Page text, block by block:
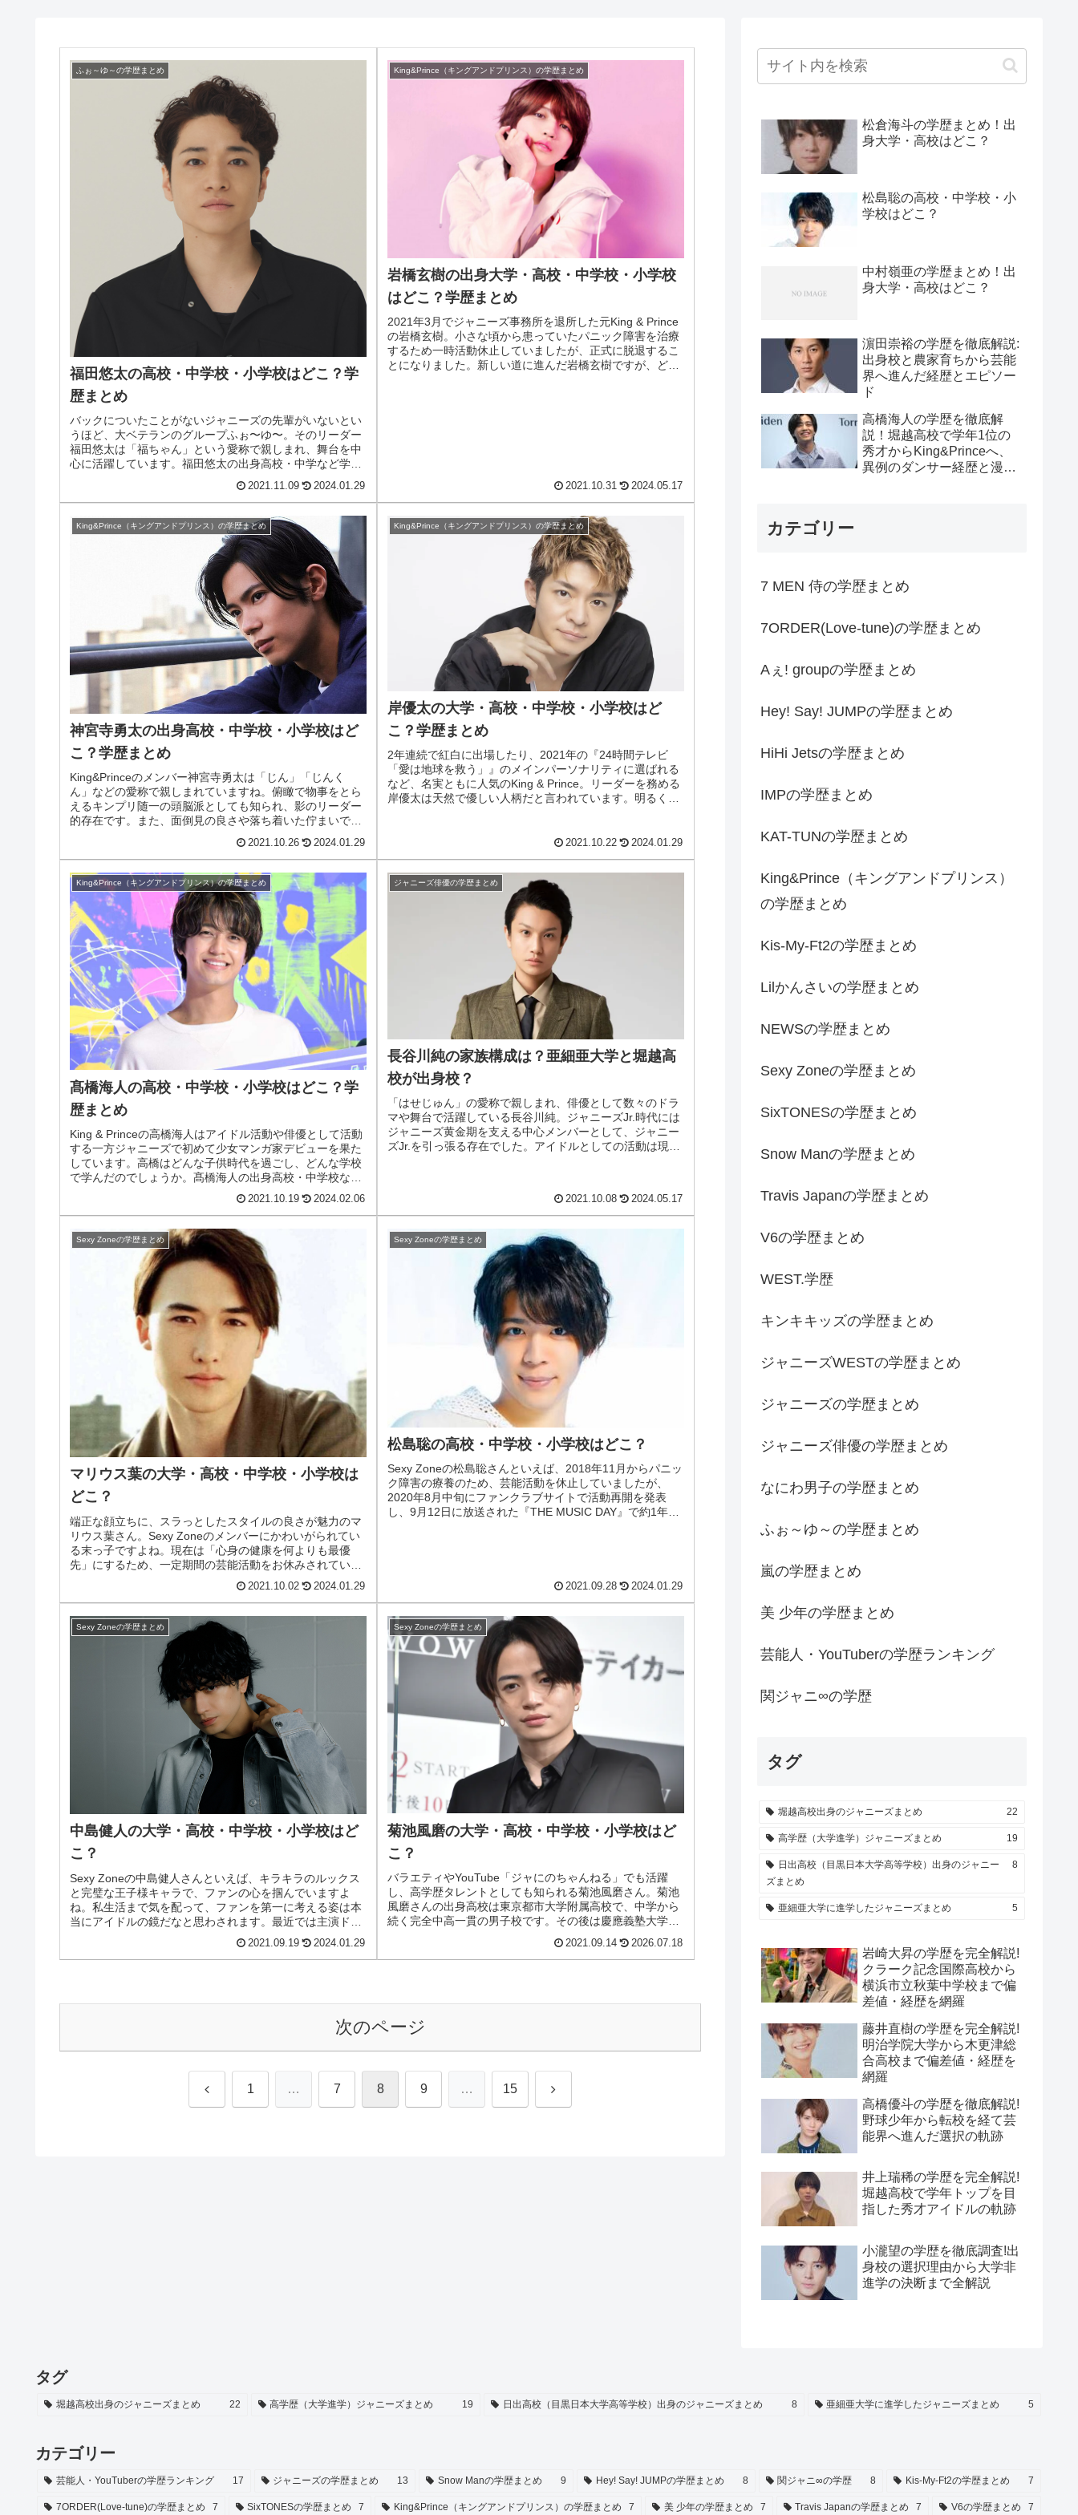
ふぉ～ゆ～の学歴まとめ
福田悠太の高校・中学校・小学校はどこ？学
歴まとめ
バックについたことがないジャニーズの先輩がいないとい
うほど、大ベテランのグループふぉ〜ゆ〜。そのリーダー
福田悠太は「福ちゃん」という愛称で親しまれ、舞台を中
心に活躍しています。福田悠太の出身高校・中学など学歴
2021.11.09 2024.01.29
King&Prince（キングアンドプリンス）の学歴まとめ
岩橋玄樹の出身大学・高校・中学校・小学校
はどこ？学歴まとめ
2021年3月でジャニーズ事務所を退所した元King & Prince
の岩橋玄樹。小さな頃から患っていたパニック障害を治療
するため一時活動休止していましたが、正式に脱退するこ
とになりました。新しい道に進んだ岩橋玄樹ですが、どん
2021.10.31 2024.05.17
King&Prince（キングアンドプリンス）の学歴まとめ
神宮寺勇太の出身高校・中学校・小学校はど
こ？学歴まとめ
King&Princeのメンバー神宮寺勇太は「じん」「じんく
ん」などの愛称で親しまれていますね。俯瞰で物事をとら
えるキンプリ随一の頭脳派としても知られ、影のリーダー
的存在です。また、面倒見の良さや落ち着いた佇まいでフ
2021.10.26 2024.01.29
King&Prince（キングアンドプリンス）の学歴まとめ
岸優太の大学・高校・中学校・小学校はど
こ？学歴まとめ
2年連続で紅白に出場したり、2021年の『24時間テレビ
「愛は地球を救う」』のメインパーソナリティに選ばれる
など、名実ともに人気のKing & Prince。リーダーを務める
岸優太は天然で優しい人柄だと言われています。明るくグ
2021.10.22 2024.01.29
King&Prince（キングアンドプリンス）の学歴まとめ
髙橋海人の高校・中学校・小学校はどこ？学
歴まとめ
King & Princeの高橋海人はアイドル活動や俳優として活動
する一方ジャニーズで初めて少女マンガ家デビューを果た
しています。高橋はどんな子供時代を過ごし、どんな学校
で学んだのでしょうか。髙橋海人の出身高校・中学校など
2021.10.19 2024.02.06
ジャニーズ俳優の学歴まとめ
長谷川純の家族構成は？亜細亜大学と堀越高
校が出身校？
「はせじゅん」の愛称で親しまれ、俳優として数々のドラ
マや舞台で活躍している長谷川純。ジャニーズJr.時代には
ジャニーズ黄金期を支える中心メンバーとして、ジャニー
ズJr.を引っ張る存在でした。アイドルとしての活動は現在
2021.10.08 2024.05.17
Sexy Zoneの学歴まとめ
マリウス葉の大学・高校・中学校・小学校は
どこ？
端正な顔立ちに、スラっとしたスタイルの良さが魅力のマ
リウス葉さん。Sexy Zoneのメンバーにかわいがられてい
る末っ子ですよね。現在は「心身の健康を何よりも最優
先」にするため、一定期間の芸能活動をお休みされていま
2021.10.02 2024.01.29
Sexy Zoneの学歴まとめ
松島聡の高校・中学校・小学校はどこ？
Sexy Zoneの松島聡さんといえば、2018年11月からパニッ
ク障害の療養のため、芸能活動を休止していましたが、
2020年8月中旬にファンクラブサイトで活動再開を発表
し、9月12日に放送された『THE MUSIC DAY』で約1年9
2021.09.28 2024.01.29
Sexy Zoneの学歴まとめ
中島健人の大学・高校・中学校・小学校はど
こ？
Sexy Zoneの中島健人さんといえば、キラキラのルックス
と完璧な王子様キャラで、ファンの心を掴んでいますよ
ね。私生活まで気を配って、ファンを第一に考える姿は本
当にアイドルの鏡だなと思わされます。最近では主演ドラ
2021.09.19 2024.01.29
Sexy Zoneの学歴まとめ
菊池風磨の大学・高校・中学校・小学校はど
こ？
バラエティやYouTube「ジャにのちゃんねる」でも活躍
し、高学歴タレントとしても知られる菊池風磨さん。菊池
風磨さんの出身高校は東京都市大学附属高校で、中学から
続く完全中高一貫の男子校です。その後は慶應義塾大学総
2021.09.14 2026.07.18
次のページ
前 1 … 7 8 9 … 15 次
松倉海斗の学歴まとめ！出
身大学・高校はどこ？
松島聡の高校・中学校・小
学校はどこ？
中村嶺亜の学歴まとめ！出
身大学・高校はどこ？
濵田崇裕の学歴を徹底解説:
出身校と農家育ちから芸能
界へ進んだ経歴とエピソー
ド
高橋海人の学歴を徹底解
説！堀越高校で学年1位の
秀才からKing&Princeへ、
異例のダンサー経歴と漫画
カテゴリー
7 MEN 侍の学歴まとめ
7ORDER(Love-tune)の学歴まとめ
Aぇ! groupの学歴まとめ
Hey! Say! JUMPの学歴まとめ
HiHi Jetsの学歴まとめ
IMPの学歴まとめ
KAT-TUNの学歴まとめ
King&Prince（キングアンドプリンス）
の学歴まとめ
Kis-My-Ft2の学歴まとめ
Lilかんさいの学歴まとめ
NEWSの学歴まとめ
Sexy Zoneの学歴まとめ
SixTONESの学歴まとめ
Snow Manの学歴まとめ
Travis Japanの学歴まとめ
V6の学歴まとめ
WEST.学歴
キンキキッズの学歴まとめ
ジャニーズWESTの学歴まとめ
ジャニーズの学歴まとめ
ジャニーズ俳優の学歴まとめ
なにわ男子の学歴まとめ
ふぉ～ゆ～の学歴まとめ
嵐の学歴まとめ
美 少年の学歴まとめ
芸能人・YouTuberの学歴ランキング
関ジャニ∞の学歴
タグ
堀越高校出身のジャニーズまとめ 22
高学歴（大学進学）ジャニーズまとめ 19
日出高校（目黒日本大学高等学校）出身のジャニー
ズまとめ
8
亜細亜大学に進学したジャニーズまとめ 5
岩崎大昇の学歴を完全解説!
クラーク記念国際高校から
横浜市立秋葉中学校まで偏
差値・経歴を網羅
藤井直樹の学歴を完全解説!
明治学院大学から木更津総
合高校まで偏差値・経歴を
網羅
高橋優斗の学歴を徹底解説!
野球少年から転校を経て芸
能界へ進んだ選択の軌跡
井上瑞稀の学歴を完全解説!
堀越高校で学年トップを目
指した秀才アイドルの軌跡
小瀧望の学歴を徹底調査!出
身校の選択理由から大学非
進学の決断まで全解説
タグ
堀越高校出身のジャニーズまとめ 22 高学歴（大学進学）ジャニーズまとめ 19 日出高校（目黒日本大学高等学校）出身のジャニーズまとめ 8 亜細亜大学に進学したジャニーズまとめ 5
カテゴリー
芸能人・YouTuberの学歴ランキング 17 ジャニーズの学歴まとめ 13 Snow Manの学歴まとめ 9 Hey! Say! JUMPの学歴まとめ 8 関ジャニ∞の学歴 8 Kis-My-Ft2の学歴まとめ 7
7ORDER(Love-tune)の学歴まとめ 7 SixTONESの学歴まとめ 7 King&Prince（キングアンドプリンス）の学歴まとめ 7 美 少年の学歴まとめ 7 Travis Japanの学歴まとめ 7 V6の学歴まとめ 7